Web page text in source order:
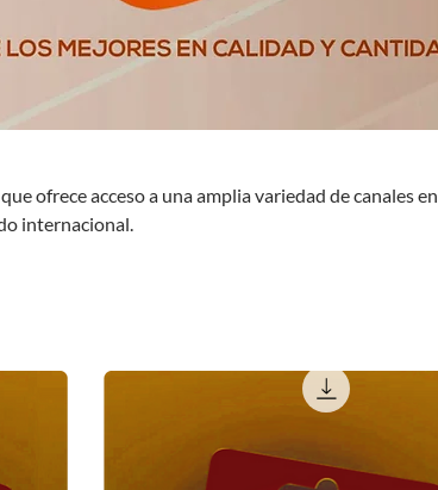
ofrece acceso a una amplia variedad de canales en
internacional.